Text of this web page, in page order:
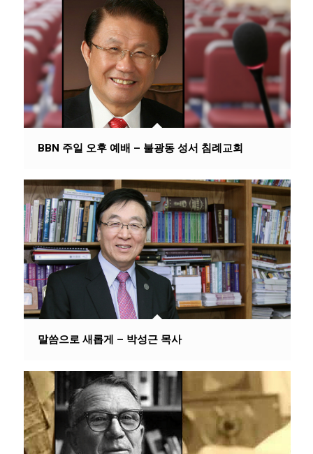
BBN 주일 오후 예배 – 불광동 성서 침례교회
말씀으로 새롭게 – 박성근 목사